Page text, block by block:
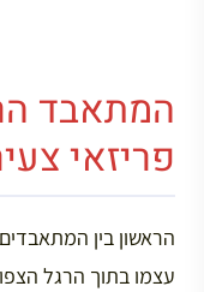
המתאבד
פריזאי
הראשון בין
עצמו בתוך הרגל